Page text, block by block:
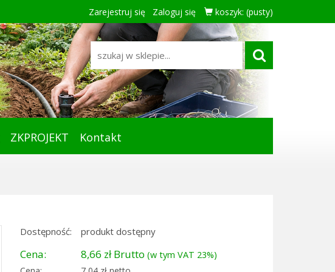
Zarejestruj się Zaloguj się koszyk: (pusty)
ZKPROJEKT Kontakt
Dostępność: produkt dostępny
Cena: 8,66 zł Brutto(w tym VAT 23%)